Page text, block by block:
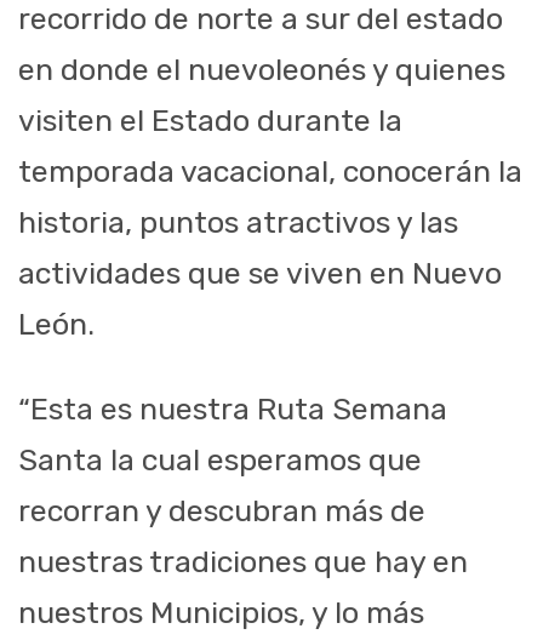
recorrido de norte a sur del estado
en donde el nuevoleonés y quienes
visiten el Estado durante la
temporada vacacional, conocerán la
historia, puntos atractivos y las
actividades que se viven en Nuevo
León.
“Esta es nuestra Ruta Semana
Santa la cual esperamos que
recorran y descubran más de
nuestras tradiciones que hay en
nuestros Municipios, y lo más